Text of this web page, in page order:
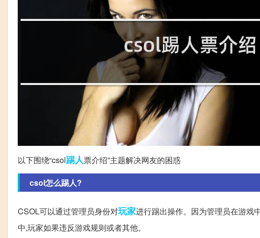
以下围绕“csol踢人票介绍”主题解决网友的困惑
csol怎么踢人?
CSOL可以通过管理员身份对玩家进行踢出操作。因为管理员在游戏
中,玩家如果违反游戏规则或者其他。